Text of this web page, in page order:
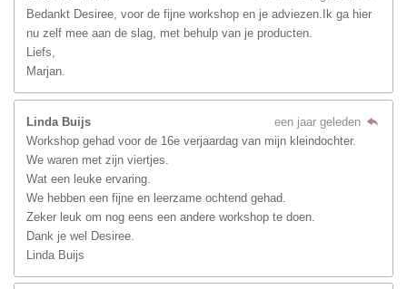
Bedankt Desiree, voor de fijne workshop en je adviezen.Ik ga hier
nu zelf mee aan de slag, met behulp van je producten.
Liefs,
Marjan.
Linda Buijs
een jaar geleden
Workshop gehad voor de 16e verjaardag van mijn kleindochter.
We waren met zijn viertjes.
Wat een leuke ervaring.
We hebben een fijne en leerzame ochtend gehad.
Zeker leuk om nog eens een andere workshop te doen.
Dank je wel Desiree.
Linda Buijs